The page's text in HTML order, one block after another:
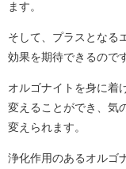
ます。
そして、プラスとなる
効果を期待できるので
オルゴナイトを身に着
変えることができ、気
変えられます。
浄化作用のあるオルゴ